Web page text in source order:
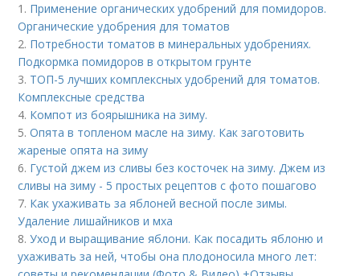
1. Применение органических удобрений для помидоров.
Органические удобрения для томатов
2. Потребности томатов в минеральных удобрениях.
Подкормка помидоров в открытом грунте
3. ТОП-5 лучших комплексных удобрений для томатов.
Комплексные средства
4. Компот из боярышника на зиму.
5.Опята в топленом масле на зиму. Как заготовить
жареные опята на зиму
6. Густой джем из сливы без косточек на зиму. Джем из
сливы на зиму - 5 простых рецептов с фото пошагово
7. Как ухаживать за яблоней весной после зимы.
Удаление лишайников и мха
8.Уход и выращивание яблони. Как посадить яблоню и
ухаживать за ней, чтобы она плодоносила много лет: